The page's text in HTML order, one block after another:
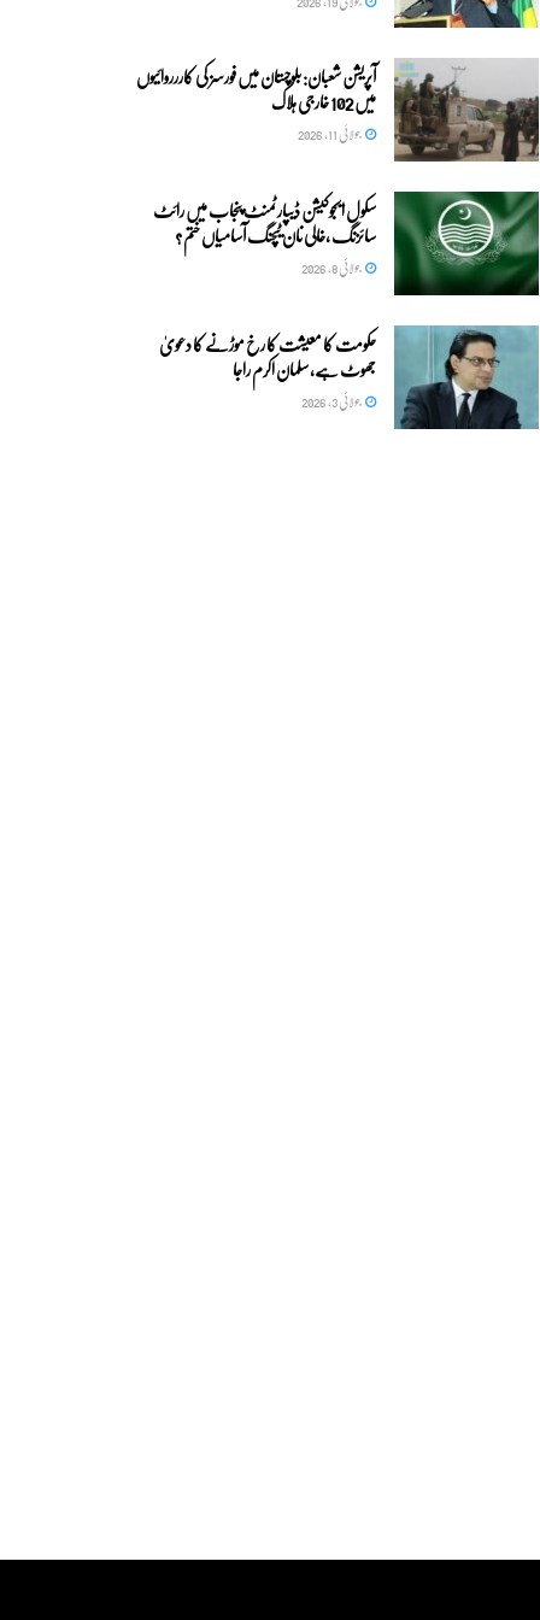
آپریشن شعبان: بلوچستان میں فورسز کی کاررروائیوں
میں 102 خارجی ہلاک
جولائی 11, 2026
سکول ایجوکیشن ڈیپارٹمنٹ پنجاب میں رائٹ
سائزنگ ،خالی نان ٹیچنگ آسامیاں ختم ?
جولائی 8, 2026
حکومت کا معیشت کا رخ موڑنے کا دعویٰ
جھوٹ ہے، سلمان اکرم راجا
جولائی 3, 2026